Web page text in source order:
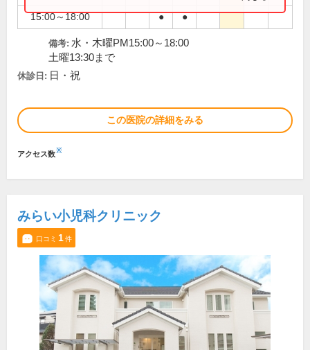
15:00～18:00 ● ●
備考: 水・木曜PM15:00～18:00
土曜13:30まで
休診日: 日・祝
この医院の詳細をみる
アクセス数※
みらい小児科クリニック
口コミ 1件